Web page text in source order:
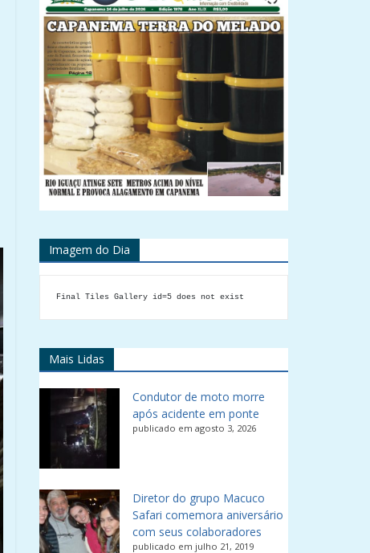
Imagem do Dia
Final Tiles Gallery id=5 does not exist
Mais Lidas
Condutor de moto morre
após acidente em ponte
publicado em agosto 3, 2026
Diretor do grupo Macuco
Safari comemora aniversário
com seus colaboradores
publicado em julho 21, 2019